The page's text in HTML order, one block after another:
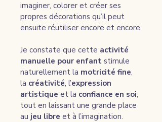
imaginer, colorer et créer ses
propres décorations qu’il peut
ensuite réutiliser encore et encore.
Je constate que cette activité
manuelle pour enfant stimule
naturellement la motricité fine,
la créativité, l’expression
artistique et la confiance en soi,
tout en laissant une grande place
au jeu libre et à l’imagination.